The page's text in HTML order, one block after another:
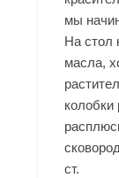
мы
На стол
масла,
колобки
ст.